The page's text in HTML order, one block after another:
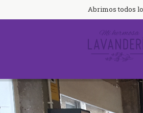
Abrimos todos